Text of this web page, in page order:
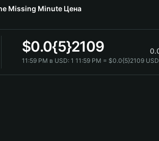
Missing Minute Цена
$0.0{5}2109
11:59 PM в USD: 1 11:59 PM = $0.0{5}2109 USD